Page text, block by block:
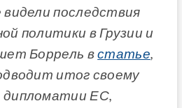
последствия
политики в Грузии и
Боррель встатье,
итог своему
дипломатии ЕС,